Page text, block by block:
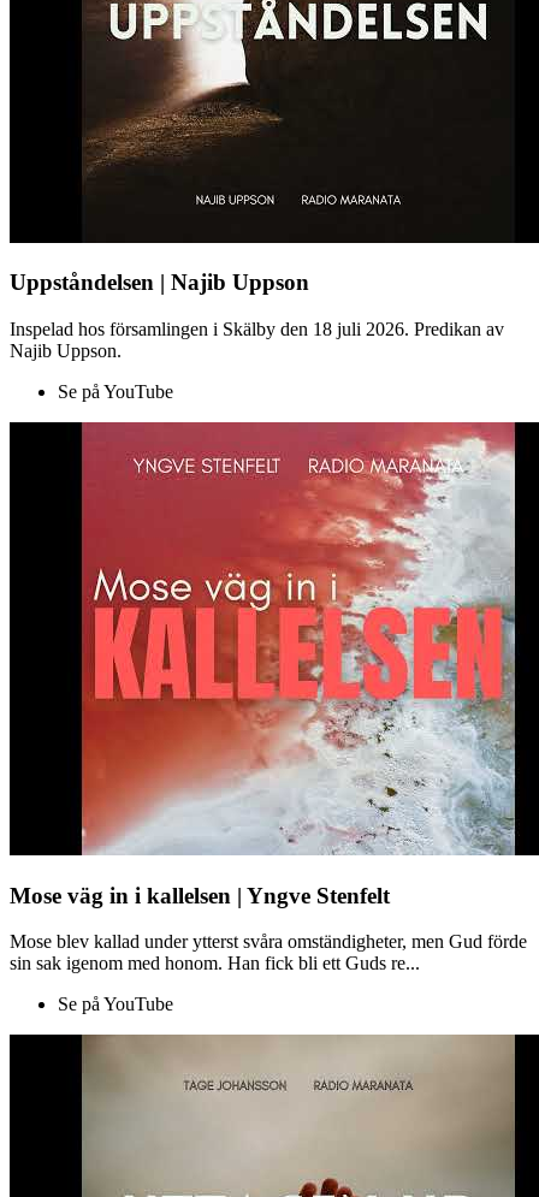
Uppståndelsen | Najib Uppson
Inspelad hos församlingen i Skälby den 18 juli 2026. Predikan av
Najib Uppson.
Se på YouTube
Mose väg in i kallelsen | Yngve Stenfelt
Mose blev kallad under ytterst svåra omständigheter, men Gud förde
sin sak igenom med honom. Han fick bli ett Guds re...
Se på YouTube